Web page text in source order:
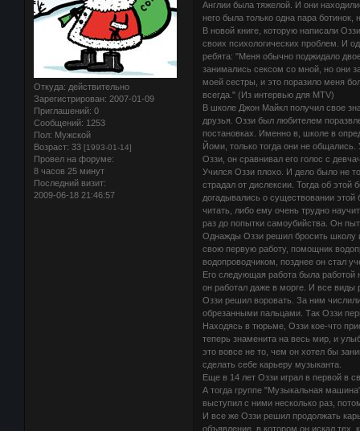
Откуда: действительно
Зарегистрирован: 2007-01-09
Приглашений: 0
Сообщений: 1253
Пол: Мужской
Возраст: 33 [1993-01-14]
Провел на форуме:
8 часов 25 минут
Последний визит:
2009-06-18 21:46:57
Англии была тяжелой. И они
него была только одна пара
В новой книге, которую написали
своих психологических проблем. И
ребята: "Меня обычно поджидало
занимались сексом со мной, но они
моей сестры, и это поразило меня
всегда." (Из интервью для MTV)
В школе Джон Майкл получил свое
друзья. Оззи был любителем
постановках. Именно в, школе в
Йоми, только тогда они не общались.
Оззи, он сравнивал его голос с
Учился Оззи плохо. И дело было не
страдал от дислексии. Тогда об этой
догадывались о существовании
читать, либо ему очень трудно
раз до попытки самоубийства. Он
Однажды Оззи решил бросить школу
свою первую работу, помощник
водопроводчиком, позднее он стал
Его следующая работа была работой
он работал даже в морге. И все виды
Оззи решил воровать. За ним
обрезанными пальцами. Так Оззи
Находясь в тюрьме, Оззи кое-что
теперь знаменита на весь мир, и
это вовсе не то, чем он хотел бы
сделать себе карьеру музыканта.
Еще в 14 лет Оззи играл в первой в
А тогда группе "Музыкальная
выступил с ними несколько раз,
И все же Оззи решил продолжать
объявление, в котором он искал тех,